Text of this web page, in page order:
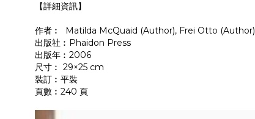
【詳細資訊】
作者︰ Matilda McQuaid (Author), Frei Otto (Author)
出版社︰Phaidon Press
出版年︰2006
尺寸︰ 29×25 cm
裝訂︰平裝
頁數︰240 頁